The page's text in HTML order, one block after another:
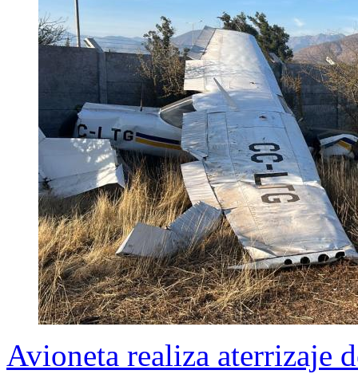
Avioneta realiza aterrizaje